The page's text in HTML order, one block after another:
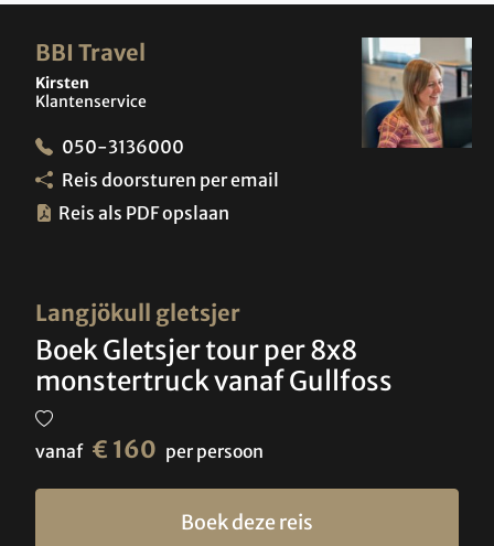
Langjökull gletsjer
Boek Gletsjer tour per 8x8
monstertruck vanaf Gullfoss
vanaf € 160 per persoon
Boek deze reis
BBI Travel
Kirsten
Klantenservice
050-3136000
Reis doorsturen per email
Reis als PDF opslaan